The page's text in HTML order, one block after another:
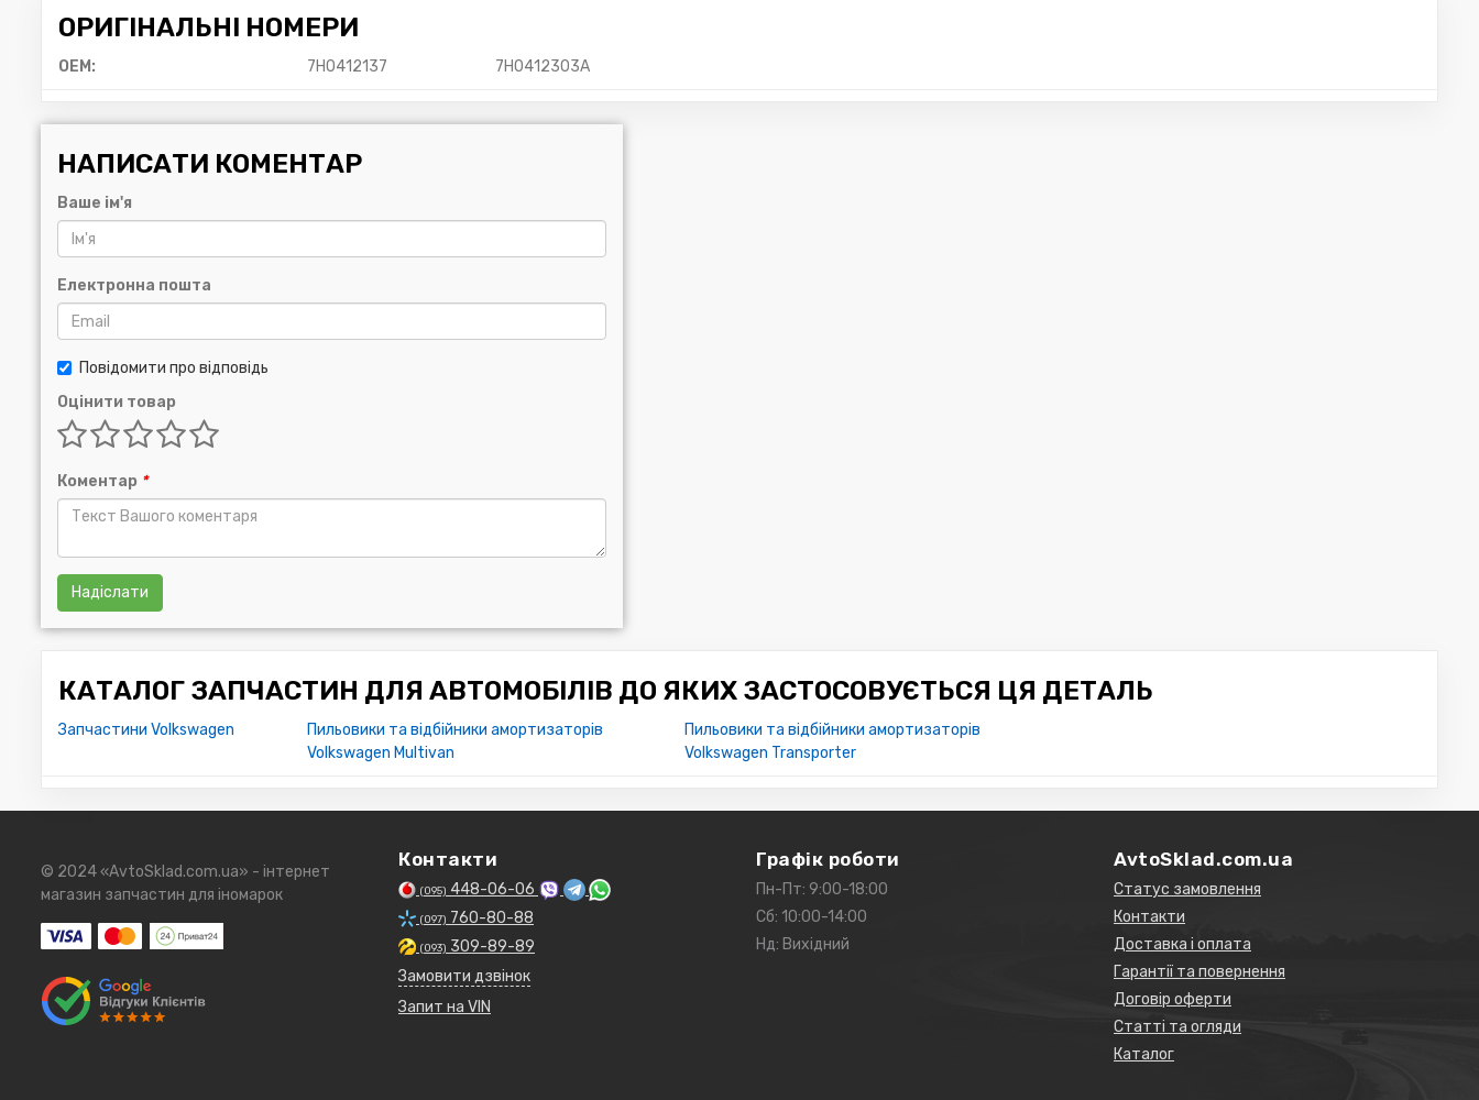
ОРИГІНАЛЬНІ НОМЕРИ
OEM: 7H0412137 7H0412303A
НАПИСАТИ КОМЕНТАР
Ваше ім'я
Електронна пошта
Повідомити про відповідь
Оцінити товар
Коментар *
Надіслати
КАТАЛОГ ЗАПЧАСТИН ДЛЯ АВТОМОБІЛІВ ДО ЯКИХ ЗАСТОСОВУЄТЬСЯ ЦЯ ДЕТАЛЬ
Запчастини Volkswagen
Пильовики та відбійники амортизаторів
Volkswagen Multivan
Пильовики та відбійники амортизаторів
Volkswagen Transporter
© 2024 «AvtoSklad.com.ua» - інтернет
магазин запчастин для іномарок
Контакти
(095) 448-06-06
(097) 760-80-88
(093) 309-89-89
Замовити дзвінок
Запит на VIN
Графік роботи
Пн-Пт: 9:00-18:00
Сб: 10:00-14:00
Нд: Вихідний
AvtoSklad.com.ua
Статус замовлення
Контакти
Доставка і оплата
Гарантії та повернення
Договір оферти
Статті та огляди
Каталог